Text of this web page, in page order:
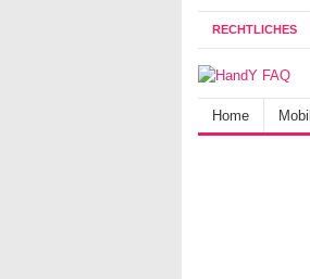
RECHTLICHES
Home